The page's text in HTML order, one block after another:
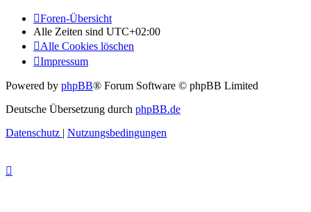
Foren-Übersicht
Alle Zeiten sind UTC+02:00
Alle Cookies löschen
Impressum
Powered by phpBB® Forum Software © phpBB Limited
Deutsche Übersetzung durch phpBB.de
Datenschutz | Nutzungsbedingungen